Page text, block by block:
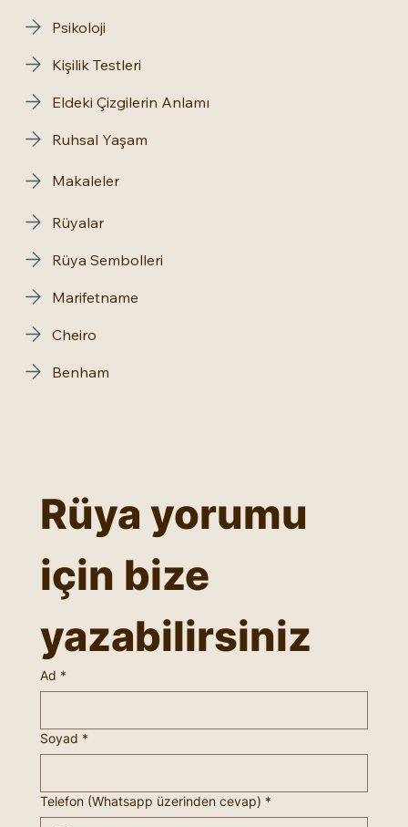
Makaleler
Psikoloji
Kişilik Testleri
Eldeki Çizgilerin Anlamı
Ruhsal Yaşam
Rüyalar
Rüya Sembolleri
Marifetname
Cheiro
Benham
Rüya yorumu
için bize
yazabilirsiniz
Ad *
Soyad *
Telefon (Whatsapp üzerinden cevap) *